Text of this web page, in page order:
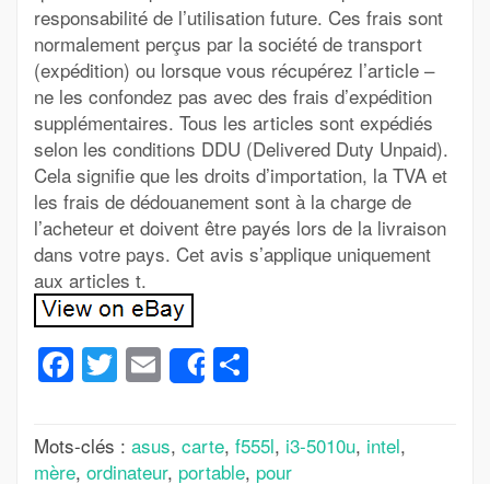
responsabilité de l’utilisation future. Ces frais sont
normalement perçus par la société de transport
(expédition) ou lorsque vous récupérez l’article –
ne les confondez pas avec des frais d’expédition
supplémentaires. Tous les articles sont expédiés
selon les conditions DDU (Delivered Duty Unpaid).
Cela signifie que les droits d’importation, la TVA et
les frais de dédouanement sont à la charge de
l’acheteur et doivent être payés lors de la livraison
dans votre pays. Cet avis s’applique uniquement
aux articles t.
Facebook
Twitter
Email
Share
Mots-clés : asus, carte, f555l, i3-5010u, intel,
mère, ordinateur, portable, pour